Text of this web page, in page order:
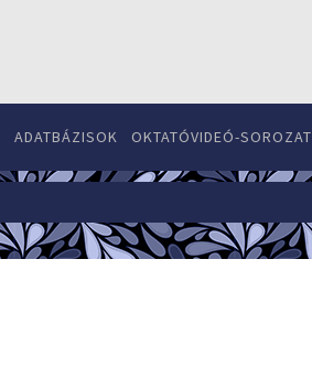
ADATBÁZISOK OKTATÓVIDEÓ-SOROZAT